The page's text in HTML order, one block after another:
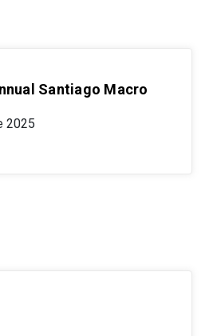
Santiago Macro
2025